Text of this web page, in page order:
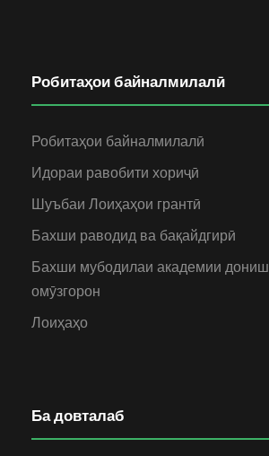
Робитаҳои байналмилалӣ
Робитаҳои байналмилалӣ
Идораи равобити хориҷӣ
Шуъбаи Лоиҳаҳои грантӣ
Бахши раводид ва бақайдгирӣ
Бахши мубодилаи академии
омӯзгорон
Лоиҳаҳо
Ба довталаб